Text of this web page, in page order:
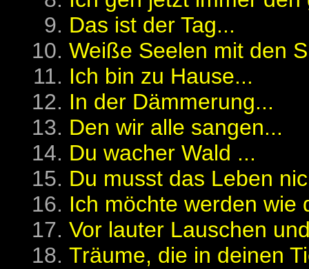
Das ist der Tag...
Weiße Seelen mit den
Ich bin zu Hause...
In der Dämmerung...
Den wir alle sangen...
Du wacher Wald ...
Du musst das Leben
Ich möchte werden wie
Vor lauter Lauschen
Träume, die in deinen